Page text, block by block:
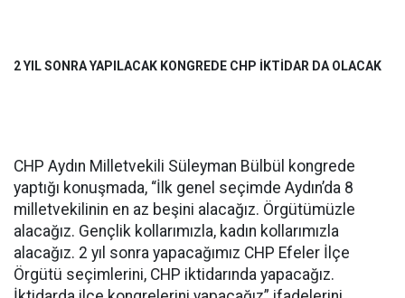
2 YIL SONRA YAPILACAK KONGREDE CHP İKTİDAR DA OLACAK
CHP Aydın Milletvekili Süleyman Bülbül kongrede
yaptığı konuşmada, “İlk genel seçimde Aydın’da 8
milletvekilinin en az beşini alacağız. Örgütümüzle
alacağız. Gençlik kollarımızla, kadın kollarımızla
alacağız. 2 yıl sonra yapacağımız CHP Efeler İlçe
Örgütü seçimlerini, CHP iktidarında yapacağız.